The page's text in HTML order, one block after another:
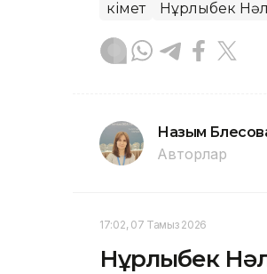
Үкімет Нұрлыбек
Назым
Авторлар
17:02, 07 Тамыз 2026
Нұрлыбек